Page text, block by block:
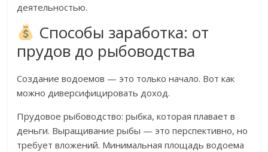
деятельностью.
Способы заработка: от
прудов до рыбоводства
Создание водоемов — это только начало. Вот как
можно диверсифицировать доход.
Прудовое рыбоводство: рыбка, которая плавает в
деньги. Выращивание рыбы — это перспективно, но
требует вложений. Минимальная площадь водоема